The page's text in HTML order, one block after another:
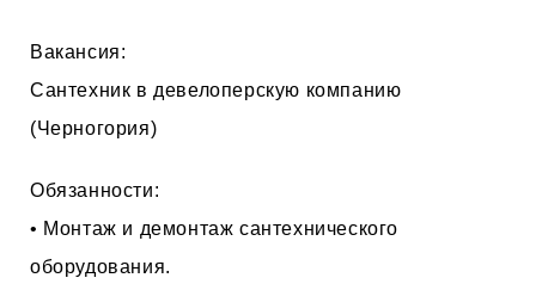
Вакансия:
Сантехник в девелоперскую компанию
(Черногория)
Обязанности:
• Монтаж и демонтаж сантехнического
оборудования.